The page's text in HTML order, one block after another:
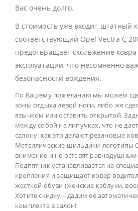
Вас очень долго.
В стоимость уже входит штатный
соответствующий Opel Vectra C
предотвращает скольжение
эксплуатации, что несомненно
безопасности вождения.
По Вашему пожеланию мы можем
зоны отдыха левой ноги, либо же
язычком или оставить открытой.
между собой на липучках, что не
салону, как это делают резиновые
Металлические шильдики-логотипы
внимание и не оставят
Подпятник устанавливается на
крепления и защищает ковер
жесткой обуви (женские каблуки,
Хотите скидку – дадим ее
комплекта в салон!